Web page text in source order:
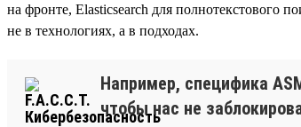
на фронте, Elasticsearch для полнотекстового
не в технологиях, а в подходах.
Например, специфика
чтобы нас не